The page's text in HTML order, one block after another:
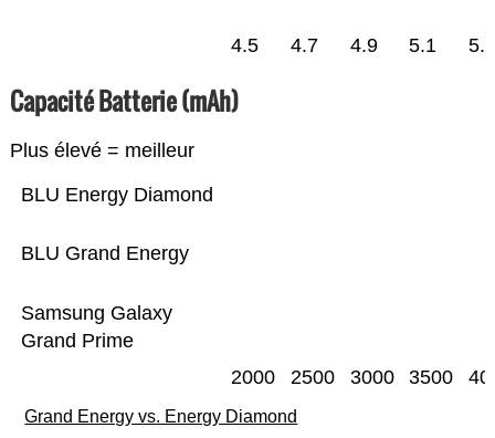
4.5 4.7 4.9 5.1 5.3
Capacité Batterie (mAh)
Plus élevé = meilleur
Samsung Galaxy
Grand Prime
BLU Grand Energy
BLU Energy Diamond
2000 2500 3000 3500
Grand Energy vs. Energy Diamond